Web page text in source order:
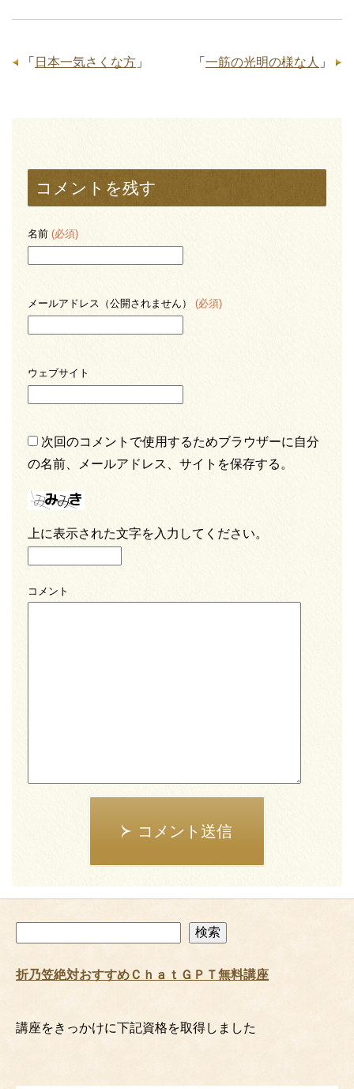
「 一筋の光明の様な人 」
「 日本一気さくな方 」
コメントを残す
名前 (必須)
メールアドレス（公開されません） (必須)
ウェブサイト
次回のコメントで使用するためブラウザーに自分
の名前、メールアドレス、サイトを保存する。
上に表示された文字を入力してください。
コメント
コメント送信
索
検索
折乃笠絶対おすすめＣｈａｔＧＰＴ無料講座
講座をきっかけに下記資格を取得しました